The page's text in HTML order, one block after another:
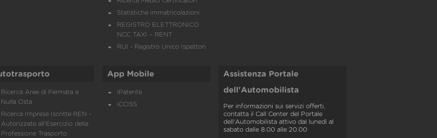
Statistiche immatricolazioni
REGISTRO ELETTRONICO
NCC TAXI – RENT
RUI - Registro Unico Ispettori
Ricerca Aree di Fermata e
Nulla Osta
Ricerca Imprese Iscritte REN -
Autorizzate all'Esercizio della
Professione Trasporto
App Mobile
iPatente
iCCISS
Assistenza Portale
dell'Automobilista
Per informazioni sui servizi offerti,
contatta il Call Center del Portale
dell'Automobilista attivo dal lunedì al
sabato dalle 8.00 alle 20.00